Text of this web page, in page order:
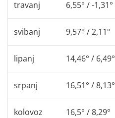
travanj 6,55° / -1,31°
svibanj 9,57° / 2,11°
lipanj 14,46° / 6,49°
srpanj 16,51° / 8,13°
kolovoz 16,5° / 8,29°